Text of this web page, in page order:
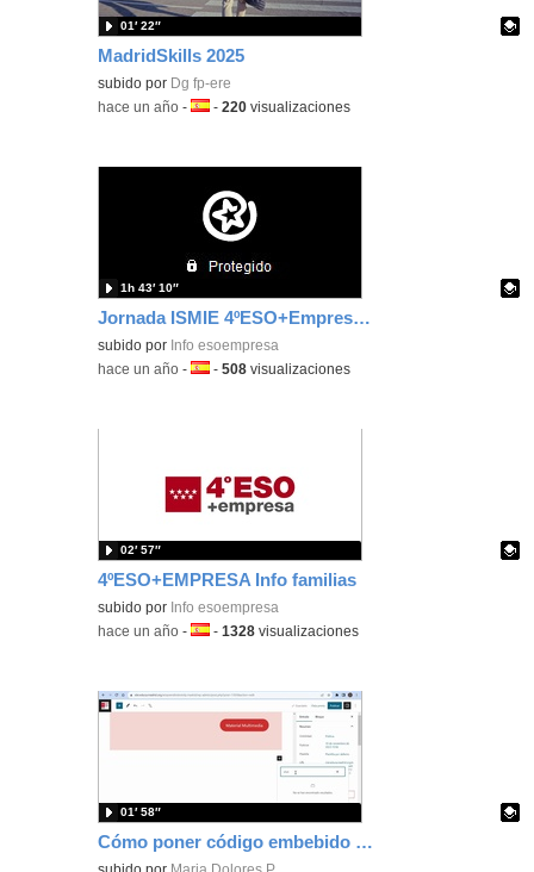
MadridSkills 2025
Contenido educativo.
subido por Dg fp-ere
01′ 22″
-hace un año -Idioma:
-220 visualizaciones
Jornada ISMIE 4ºESO+Empresa 2024-2025
Contenido educativo.
subido por Info esoempresa
1h 43′ 10″
-hace un año -Idioma:
-508 visualizaciones
4ºESO+EMPRESA Info familias
Contenido educativo.
subido por Info esoempresa
02′ 57″
-hace un año -Idioma:
-1328 visualizaciones
Cómo poner código embebido en el wordpress de emprendimiento
01′ 58″